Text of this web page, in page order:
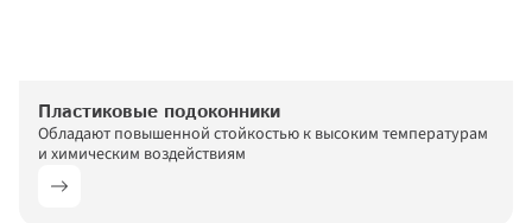
Пластиковые подоконники
Обладают повышенной стойкостью к высоким температурам
и химическим воздействиям